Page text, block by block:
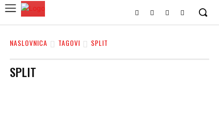
NASLOVNICA TAGOVI SPLIT
SPLIT